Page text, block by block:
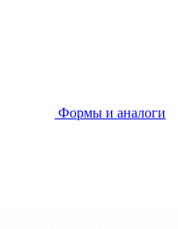
Формы и аналоги